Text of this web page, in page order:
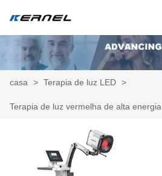
casa > Terapia de luz LED >
Terapia de luz vermelha de alta energia